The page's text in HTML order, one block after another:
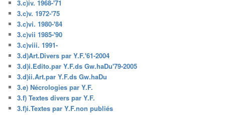
3.c)iv. 1968-'71
3.c)v. 1972-'75
3.c)vi. 1980-'84
3.c)vii 1985-'90
3.c)viii. 1991-
3.d)Art.Divers par Y.F.'61-2004
3.d)i.Edito.par Y.F.ds Gw.haDu'79-2005
3.d)ii.Art.par Y.F.ds Gw.haDu
3.e) Nécrologies par Y.F.
3.f) Textes divers par Y.F.
3.f)i.Textes par Y.F.non publiés